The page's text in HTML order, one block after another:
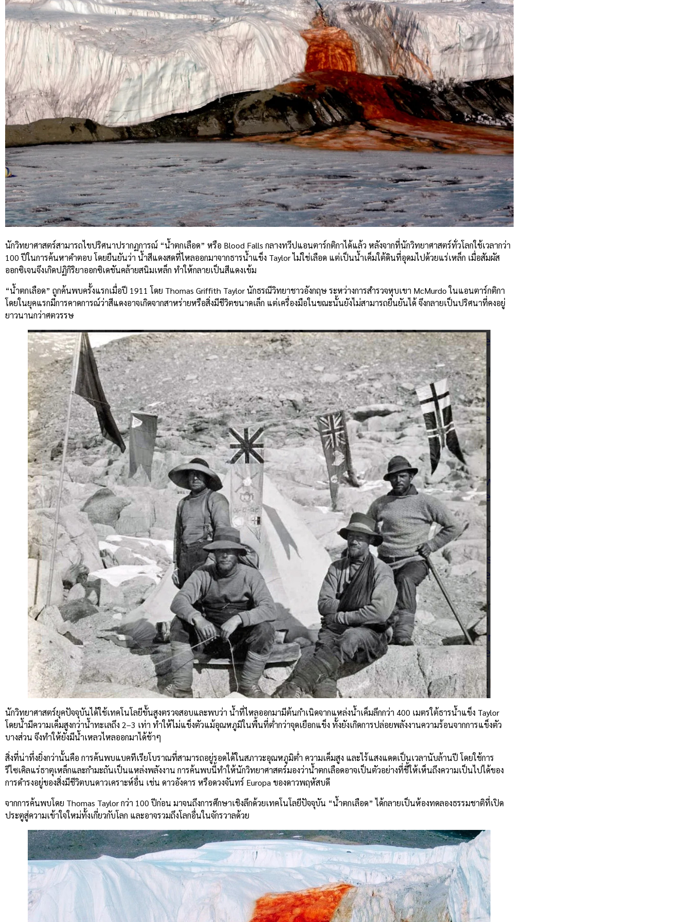
นักวิทยาศาสตร์สามารถไขปริศนาปรากฏการณ์ “น้ำตกเลือด” หรือ Blood Falls กลางทวีปแอนตาร์กติกาได้แล้ว หลังจากที่นักวิทยาศาสตร์ทั่วโลกใช้เวลากว่า
100 ปีในการค้นหาคำตอบ โดยยืนยันว่า น้ำสีแดงสดที่ไหลออกมาจากธารน้ำแข็ง Taylor ไม่ใช่เลือด แต่เป็นน้ำเค็มใต้ดินที่อุดมไปด้วยแร่เหล็ก เมื่อสัมผัส
ออกซิเจนจึงเกิดปฏิกิริยาออกซิเดชันคล้ายสนิมเหล็ก ทำให้กลายเป็นสีแดงเข้ม
“น้ำตกเลือด” ถูกค้นพบครั้งแรกเมื่อปี 1911 โดย Thomas Griffith Taylor นักธรณีวิทยาชาวอังกฤษ ระหว่างการสำรวจหุบเขา McMurdo ในแอนตาร์กติกา
โดยในยุคแรกมีการคาดการณ์ว่าสีแดงอาจเกิดจากสาหร่ายหรือสิ่งมีชีวิตขนาดเล็ก แต่เครื่องมือในขณะนั้นยังไม่สามารถยืนยันได้ จึงกลายเป็นปริศนาที่คงอยู่
ยาวนานกว่าศตวรรษ
นักวิทยาศาสตร์ยุคปัจจุบันได้ใช้เทคโนโลยีขั้นสูงตรวจสอบและพบว่า น้ำที่ไหลออกมามีต้นกำเนิดจากแหล่งน้ำเค็มลึกกว่า 400 เมตรใต้ธารน้ำแข็ง Taylor
โดยน้ำมีความเค็มสูงกว่าน้ำทะเลถึง 2–3 เท่า ทำให้ไม่แข็งตัวแม้อุณหภูมิในพื้นที่ต่ำกว่าจุดเยือกแข็ง ทั้งยังเกิดการปล่อยพลังงานความร้อนจากการแข็งตัว
บางส่วน จึงทำให้ยังมีน้ำเหลวไหลออกมาได้ช้าๆ
สิ่งที่น่าทึ่งยิ่งกว่านั้นคือ การค้นพบแบคทีเรียโบราณที่สามารถอยู่รอดได้ในสภาวะอุณหภูมิต่ำ ความเค็มสูง และไร้แสงแดดเป็นเวลานับล้านปี โดยใช้การ
รีไซเคิลแร่ธาตุเหล็กและกำมะถันเป็นแหล่งพลังงาน การค้นพบนี้ทำให้นักวิทยาศาสตร์มองว่าน้ำตกเลือดอาจเป็นตัวอย่างที่ชี้ให้เห็นถึงความเป็นไปได้ของ
การดำรงอยู่ของสิ่งมีชีวิตบนดาวเคราะห์อื่น เช่น ดาวอังคาร หรือดวงจันทร์ Europa ของดาวพฤหัสบดี
จากการค้นพบโดย Thomas Taylor กว่า 100 ปีก่อน มาจนถึงการศึกษาเชิงลึกด้วยเทคโนโลยีปัจจุบัน “น้ำตกเลือด” ได้กลายเป็นห้องทดลองธรรมชาติที่เปิด
ประตูสู่ความเข้าใจใหม่ทั้งเกี่ยวกับโลก และอาจรวมถึงโลกอื่นในจักรวาลด้วย